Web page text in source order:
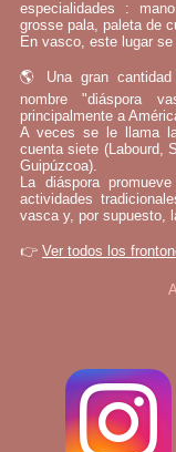
especialidades :
grosse pala, paleta de
En vasco, este lugar
🌎 Una gran cantidad
nombre "diáspora
principalmente a
A veces se le llama
cuenta siete (Labourd,
Guipúzcoa).
La diáspora
actividades
vasca y, por supuesto,
👉 Ver todos los